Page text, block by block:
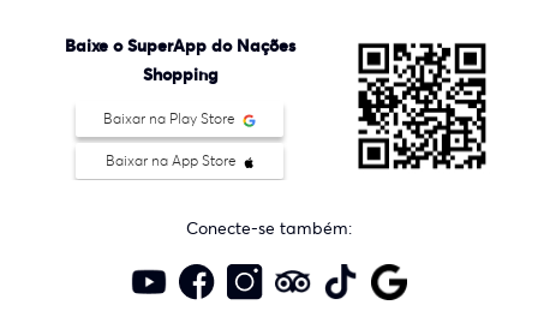
Baixe o SuperApp do Nações
Shopping
Baixar na Play Store
Baixar na App Store
Conecte-se também: